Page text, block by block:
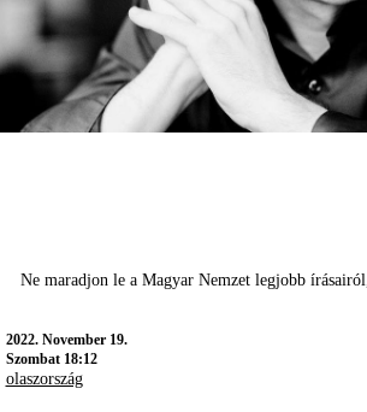
Ne maradjon le a Magyar Nemzet legjobb
2022. November 19.
Szombat 18:12
olaszország